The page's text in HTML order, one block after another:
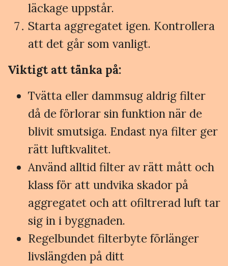
läckage uppstår.
Starta aggregatet igen. Kontrollera
att det går som vanligt.
Viktigt att tänka på:
Tvätta eller dammsug aldrig filter
då de förlorar sin funktion när de
blivit smutsiga. Endast nya filter ger
rätt luftkvalitet.
Använd alltid filter av rätt mått och
klass för att undvika skador på
aggregatet och att ofiltrerad luft tar
sig in i byggnaden.
Regelbundet filterbyte förlänger
livslängden på ditt